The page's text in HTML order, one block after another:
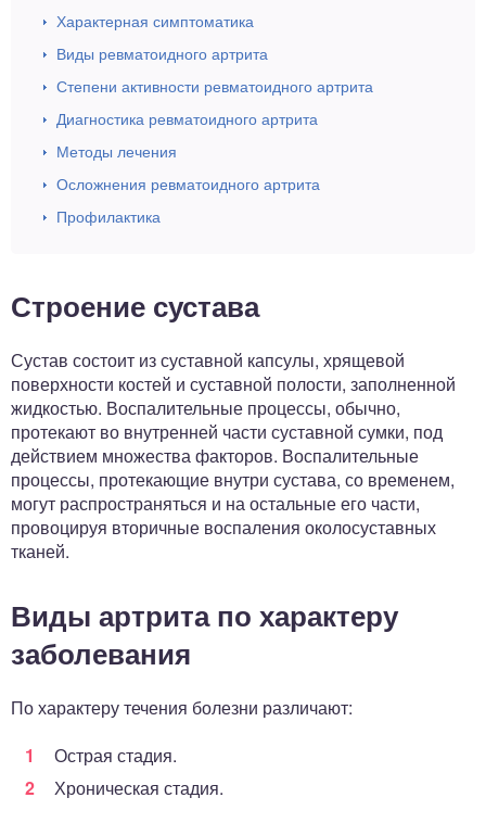
Характерная симптоматика
Виды ревматоидного артрита
Степени активности ревматоидного артрита
Диагностика ревматоидного артрита
Методы лечения
Осложнения ревматоидного артрита
Профилактика
Строение сустава
Сустав состоит из суставной капсулы, хрящевой
поверхности костей и суставной полости, заполненной
жидкостью. Воспалительные процессы, обычно,
протекают во внутренней части суставной сумки, под
действием множества факторов. Воспалительные
процессы, протекающие внутри сустава, со временем,
могут распространяться и на остальные его части,
провоцируя вторичные воспаления околосуставных
тканей.
Виды артрита по характеру
заболевания
По характеру течения болезни различают:
Острая стадия.
Хроническая стадия.